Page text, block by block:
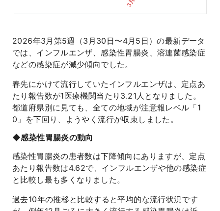
2026年3月第5週（3月30日〜4月5日）の最新データ
では、インフルエンザ、感染性胃腸炎、溶連菌感染症
などの感染症が減少傾向でした。
春先にかけて流行していたインフルエンザは、定点あ
たり報告数が1医療機関当たり3.21人となりました。
都道府県別に見ても、全ての地域が注意報レベル「1
0」を下回り、ようやく流行が収束しました。
◆感染性胃腸炎の動向
感染性胃腸炎の患者数は下降傾向にありますが、定点
あたり報告数は4.62で、インフルエンザや他の感染症
と比較し最も多くなりました。
過去10年の推移と比較すると平均的な流行状況です